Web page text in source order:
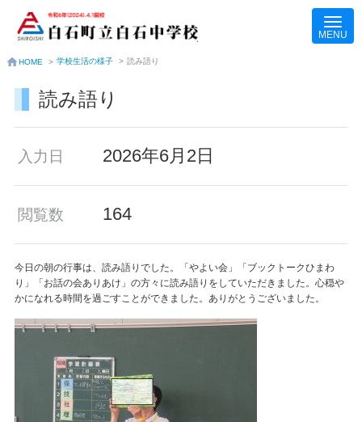
HOME > 学校生活の様子 > 読み語り
読み語り
入力日 2026年6月2日
閲覧数 164
今日の朝の行事は、読み語りでした。「やよい会」「ブックトークひまわ
り」「お話の会ありあけ」の方々に読み語りをしていただきました。心穏や
かになれる時間を過ごすことができました。ありがとうございました。